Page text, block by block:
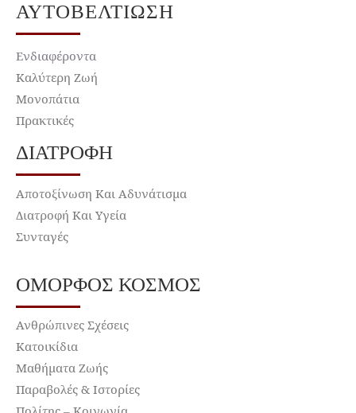
ΑΥΤΟΒΕΛΤΊΩΣΗ
Ενδιαφέροντα
Καλύτερη Ζωή
Μονοπάτια
Πρακτικές
ΔΙΑΤΡΟΦΉ
Αποτοξίνωση Και Αδυνάτισμα
Διατροφή Και Υγεία
Συνταγές
ΌΜΟΡΦΟΣ ΚΌΣΜΟΣ
Ανθρώπινες Σχέσεις
Κατοικίδια
Μαθήματα Ζωής
Παραβολές & Ιστορίες